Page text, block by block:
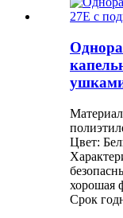
Цвет:
хорошая
Срок